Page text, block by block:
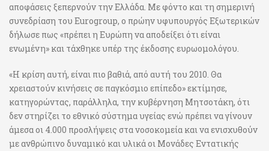
αποφάσεις ξεπερνούν την Ελλάδα. Με φόντο και τη σημερινή
συνεδρίαση του Eurogroup, ο πρώην υφυπουργός Εξωτερικών
δήλωσε πως «πρέπει η Ευρώπη να αποδείξει ότι είναι
ενωμένη» και τάχθηκε υπέρ της έκδοσης ευρωομολόγου.
«Η κρίση αυτή, είναι πιο βαθιά, από αυτή του 2010. Θα
χρειαστούν κινήσεις σε παγκόσμιο επίπεδο» εκτίμησε,
κατηγορώντας, παράλληλα, την κυβέρνηση Μητσοτάκη, ότι
δεν στηρίζει το εθνικό σύστημα υγείας ενώ πρέπει να γίνουν
άμεσα οι 4.000 προσλήψεις στα νοσοκομεία και να ενισχυθούν
με ανθρώπινο δυναμικό και υλικά οι Μονάδες Εντατικής